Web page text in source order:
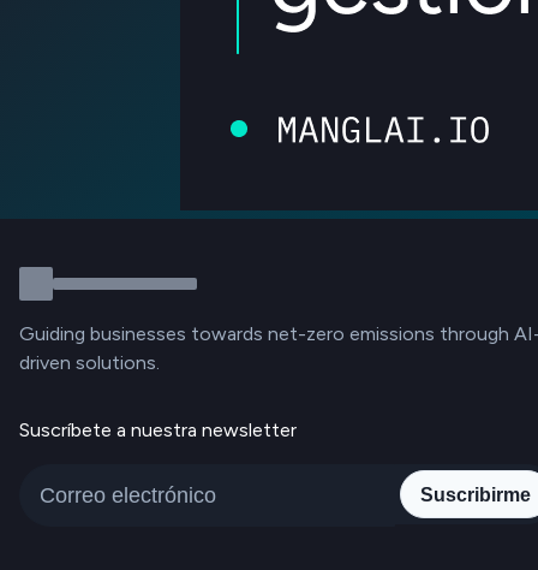
Guiding businesses towards net-zero emissions through
driven solutions.
Suscríbete a nuestra newsletter
Suscribirme